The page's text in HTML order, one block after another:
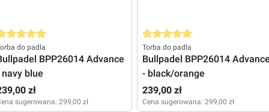
ocena 5 z 5 gwiazdek
do padla
BPP26014 Advance
navy blue
zł
sugerowana: 299,00 zł
Średnia ocena 5 z 5 gwiazdek
Torba do padla
Bullpadel BPP26014
- black/orange
239,00 zł
Cena sugerowana: 299,00 zł